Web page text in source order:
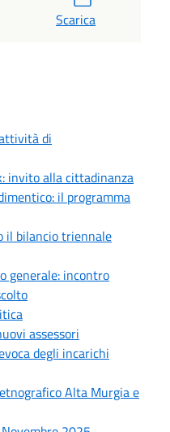
Scarica
di
invito alla cittadinanza
il programma
il bilancio triennale
generale: incontro
assessori
degli incarichi
Alta Murgia e